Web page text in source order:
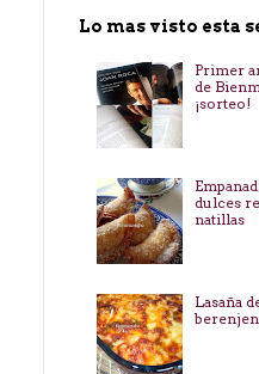
Lo mas visto esta
Primer
de
¡sorteo!
dulces
natillas
Lasaña